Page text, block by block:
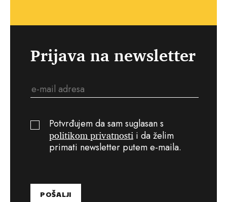
Prijava na newsletter
Potvrđujem da sam suglasan s
politikom privatnosti i da želim
primati newsletter putem e-maila.